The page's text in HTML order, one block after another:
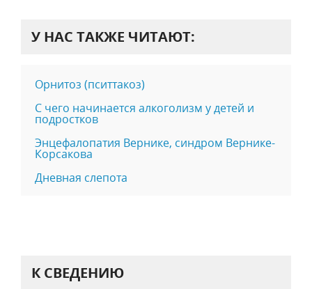
У НАС ТАКЖЕ ЧИТАЮТ:
Орнитоз (пситтакоз)
С чего начинается алкоголизм у детей и
подростков
Энцефалопатия Вернике, синдром Вернике-
Корсакова
Дневная слепота
К СВЕДЕНИЮ